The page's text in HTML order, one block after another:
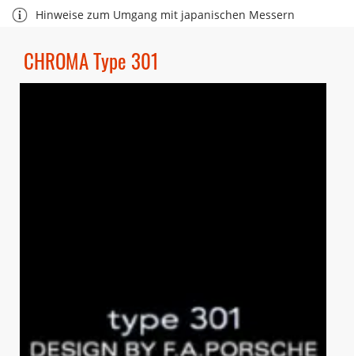
Hinweise zum Umgang mit japanischen Messern
CHROMA Type 301